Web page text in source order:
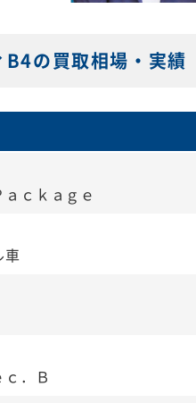
の買取相場・実績
ｃｋａｇｅ
．Ｂ